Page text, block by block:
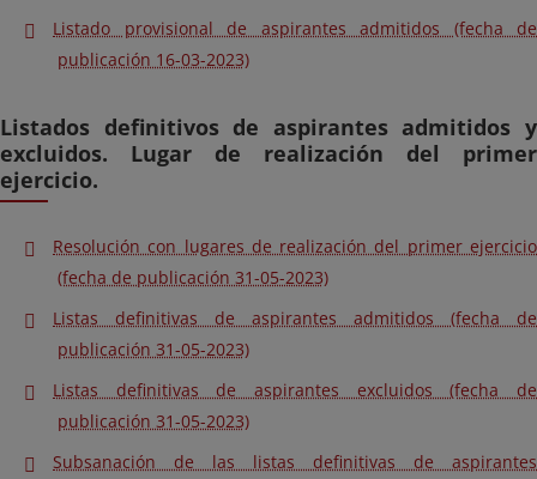
Listado provisional de aspirantes admitidos (fecha de
publicación 16-03-2023)
Listados definitivos de aspirantes admitidos y
excluidos. Lugar de realización del primer
ejercicio.
Resolución con lugares de realización del primer ejercicio
(fecha de publicación 31-05-2023)
Listas definitivas de aspirantes admitidos (fecha de
publicación 31-05-2023)
Listas definitivas de aspirantes excluidos (fecha de
publicación 31-05-2023)
Subsanación de las listas definitivas de aspirantes